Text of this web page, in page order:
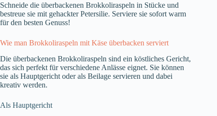
Schneide die überbackenen Brokkoliraspeln in Stücke und
bestreue sie mit gehackter Petersilie. Serviere sie sofort warm
für den besten Genuss!
Wie man Brokkoliraspeln mit Käse überbacken serviert
Die überbackenen Brokkoliraspeln sind ein köstliches Gericht,
das sich perfekt für verschiedene Anlässe eignet. Sie können
sie als Hauptgericht oder als Beilage servieren und dabei
kreativ werden.
Als Hauptgericht